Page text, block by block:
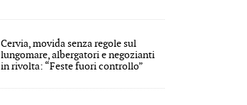
Cervia, movida senza regole sul
lungomare, albergatori e negozianti
in rivolta: “Feste fuori controllo”